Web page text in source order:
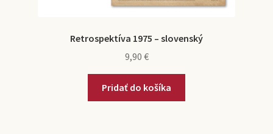
Retrospektíva 1975 – slovenský
9,90 €
Pridať do košíka